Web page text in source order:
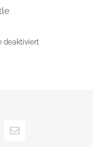
deaktiviertfür
E-